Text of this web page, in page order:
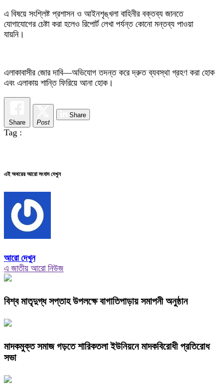
এ বিষয়ে সংশ্লিষ্ট প্রশাসন ও আইনশৃঙ্খলা বাহিনীর বক্তব্য জানতে
যোগাযোগের চেষ্টা করা হলেও রিপোর্ট লেখা পর্যন্ত কোনো মন্তব্য পাওয়া
যায়নি।
এলাকাবাসীর জোর দাবি—অভিযোগ তদন্ত করে দ্রুত ব্যবস্থা গ্রহণ করা হোক
এবং এলাকায় শান্তি ফিরিয়ে আনা হোক।
Share Post
Share
Tag :
এই অথরের আরো সংবাদ দেখুন
আরো দেখুন
এ জাতীয় আরো নিউজ
বিশ্ব মাতৃদুগ্ধ সপ্তাহ উপলক্ষে বাগাতিপাড়ায় সমাপনী অনুষ্ঠান
মাদকমুক্ত সমাজ গড়তে শারিকতলা ইউনিয়নে মাদকবিরোধী প্রতিরোধ
সভা